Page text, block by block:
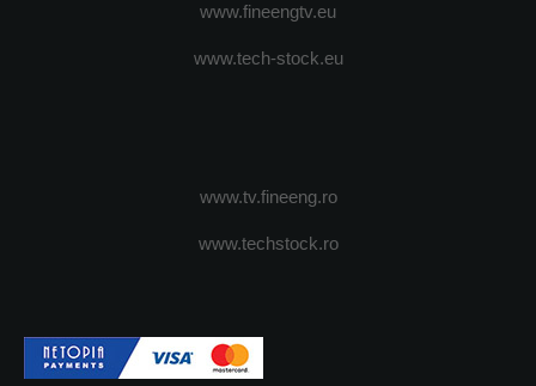
www.fineengtv.eu
www.tech-stock.eu
www.tv.fineeng.ro
www.techstock.ro